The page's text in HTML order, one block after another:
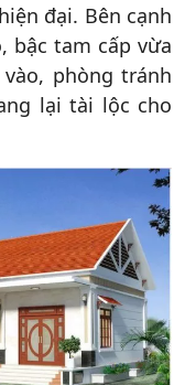
đại. Bên cạnh
bậc tam cấp vừa
phòng tránh
lại tài lộc cho